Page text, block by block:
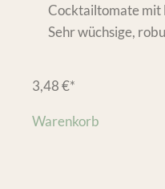
Cocktailtomate mit
Sehr wüchsige,
3,48€*
Warenkorb